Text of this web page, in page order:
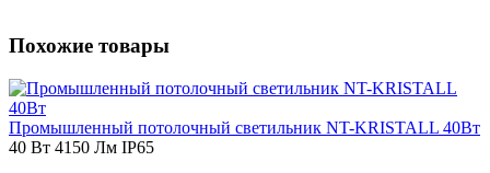
Похожие товары
Промышленный потолочный светильник NT-KRISTALL 40Вт
40 Вт 4150 Лм IP65